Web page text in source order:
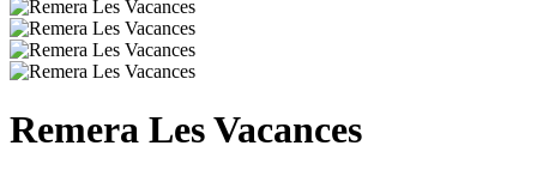
Remera Les Vacances